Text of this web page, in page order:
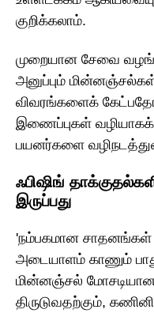
குறிக்கலாம்.
முறையான சேவை
அனுப்பும்
விவரங்களைக் கேட்பதோ
இணைப்புகள் வழியாகக்
பயனர்களை
ஃபிஷிங்
இருப்பது
'நம்பகமான சாதனங்கள்
அடையாளம் காணும்
மின்னஞ்சல்
திருடுவதற்கும்,